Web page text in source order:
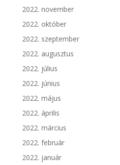
2022. november
2022. október
2022. szeptember
2022. augusztus
2022. július
2022. június
2022. május
2022. április
2022. március
2022. február
2022. január